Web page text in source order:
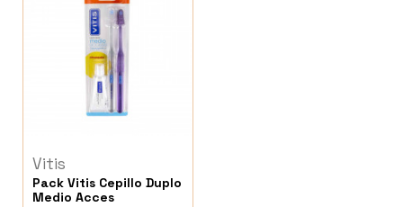
Vitis
Pack Vitis Cepillo Duplo
Medio Acces